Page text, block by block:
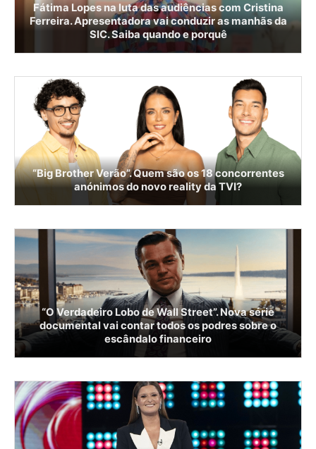
Fátima Lopes na luta das audiências com Cristina
Ferreira. Apresentadora vai conduzir as manhãs da
SIC. Saiba quando e porquê
“Big Brother Verão”. Quem são os 18 concorrentes
anónimos do novo reality da TVI?
“O Verdadeiro Lobo de Wall Street”. Nova série
documental vai contar todos os podres sobre o
escândalo financeiro